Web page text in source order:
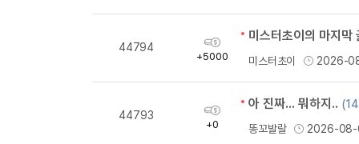
44794
획
득
+5000
미스터초이의 마지막
미스터초이 2026-
44793
획
득
+0
아 진짜... 뭐하지..
똥꼬발랄
2026-